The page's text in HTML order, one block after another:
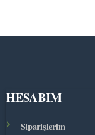
HESABIM
Siparişlerim